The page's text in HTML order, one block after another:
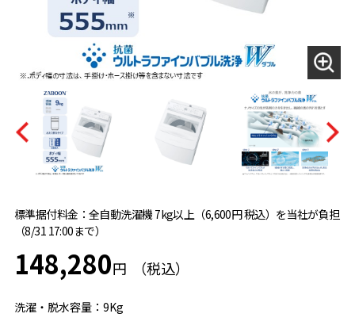
148,280円
標準据付料金：全自動洗濯機 7kg以上（6,600円 税込）を当社が負担
（8/31 17:00まで）
洗濯・脱水容量：9Kg